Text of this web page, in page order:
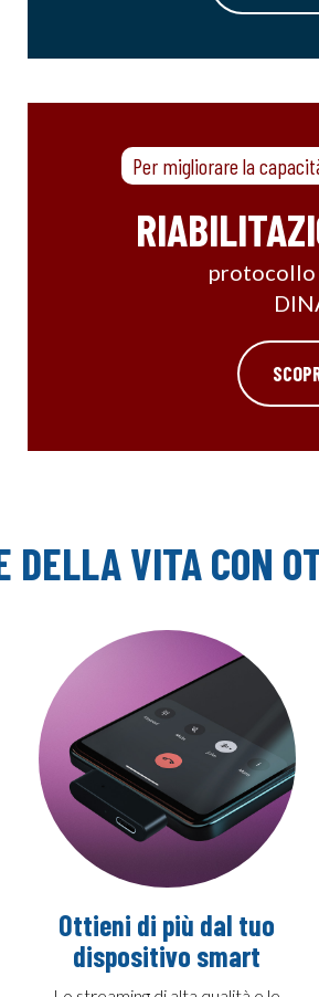
Per migliorare la
protocollo
DELLA VITA CON
Ottieni di più dal tuo
dispositivo smart